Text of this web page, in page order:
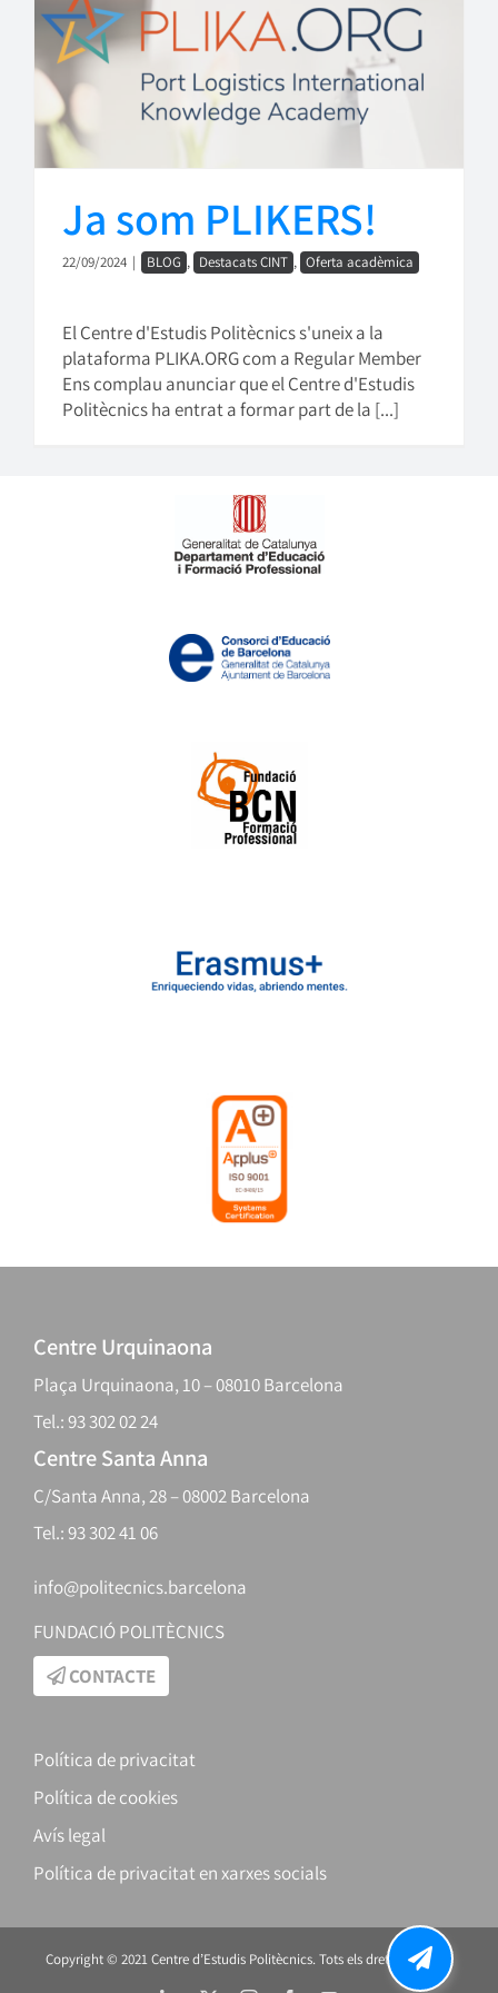
Ja som PLIKERS!
22/09/2024 | BLOG , Destacats CINT , Oferta acadèmica
El Centre d'Estudis Politècnics s'uneix a la
plataforma PLIKA.ORG com a Regular Member
Ens complau anunciar que el Centre d'Estudis
Politècnics ha entrat a formar part de la [...]
Centre Urquinaona
Plaça Urquinaona, 10 – 08010 Barcelona
Tel.: 93 302 02 24
Centre Santa Anna
C/Santa Anna, 28 – 08002 Barcelona
Tel.: 93 302 41 06
info@politecnics.barcelona
FUNDACIÓ POLITÈCNICS
CONTACTE
Política de privacitat
Política de cookies
Avís legal
Política de privacitat en xarxes socials
Copyright © 2021 Centre d’Estudis Politècnics. Tots els drets reservats.